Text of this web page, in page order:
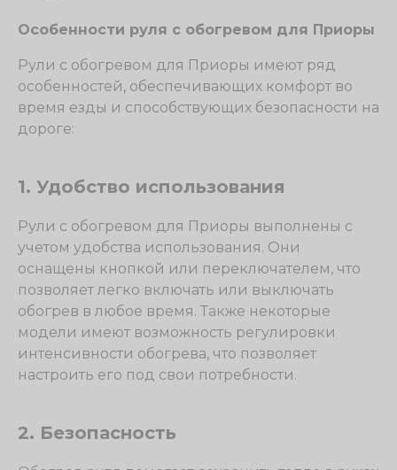
Особенности руля с обогревом для Приоры
Рули с обогревом для Приоры имеют ряд
особенностей, обеспечивающих комфорт во
время езды и способствующих безопасности на
дороге:
1. Удобство использования
Рули с обогревом для Приоры выполнены с
учетом удобства использования. Они
оснащены кнопкой или переключателем, что
позволяет легко включать или выключать
обогрев в любое время. Также некоторые
модели имеют возможность регулировки
интенсивности обогрева, что позволяет
настроить его под свои потребности.
2. Безопасность